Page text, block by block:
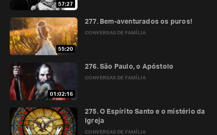
57:27
55:20
CONVERSAS DE FAMÍLIA
277. Bem-aventurados os puros!
01:02:16
CONVERSAS DE FAMÍLIA
276. São Paulo, o Apóstolo
CONVERSAS DE FAMÍLIA
275. O Espírito Santo e o mistério da
Igreja